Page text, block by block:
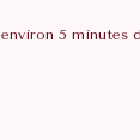
5 minutes